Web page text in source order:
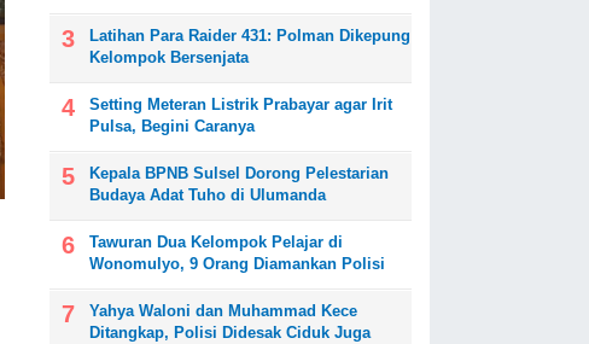
Latihan Para Raider 431: Polman Dikepung
Kelompok Bersenjata
Setting Meteran Listrik Prabayar agar Irit
Pulsa, Begini Caranya
Kepala BPNB Sulsel Dorong Pelestarian
Budaya Adat Tuho di Ulumanda
Tawuran Dua Kelompok Pelajar di
Wonomulyo, 9 Orang Diamankan Polisi
Yahya Waloni dan Muhammad Kece
Ditangkap, Polisi Didesak Ciduk Juga